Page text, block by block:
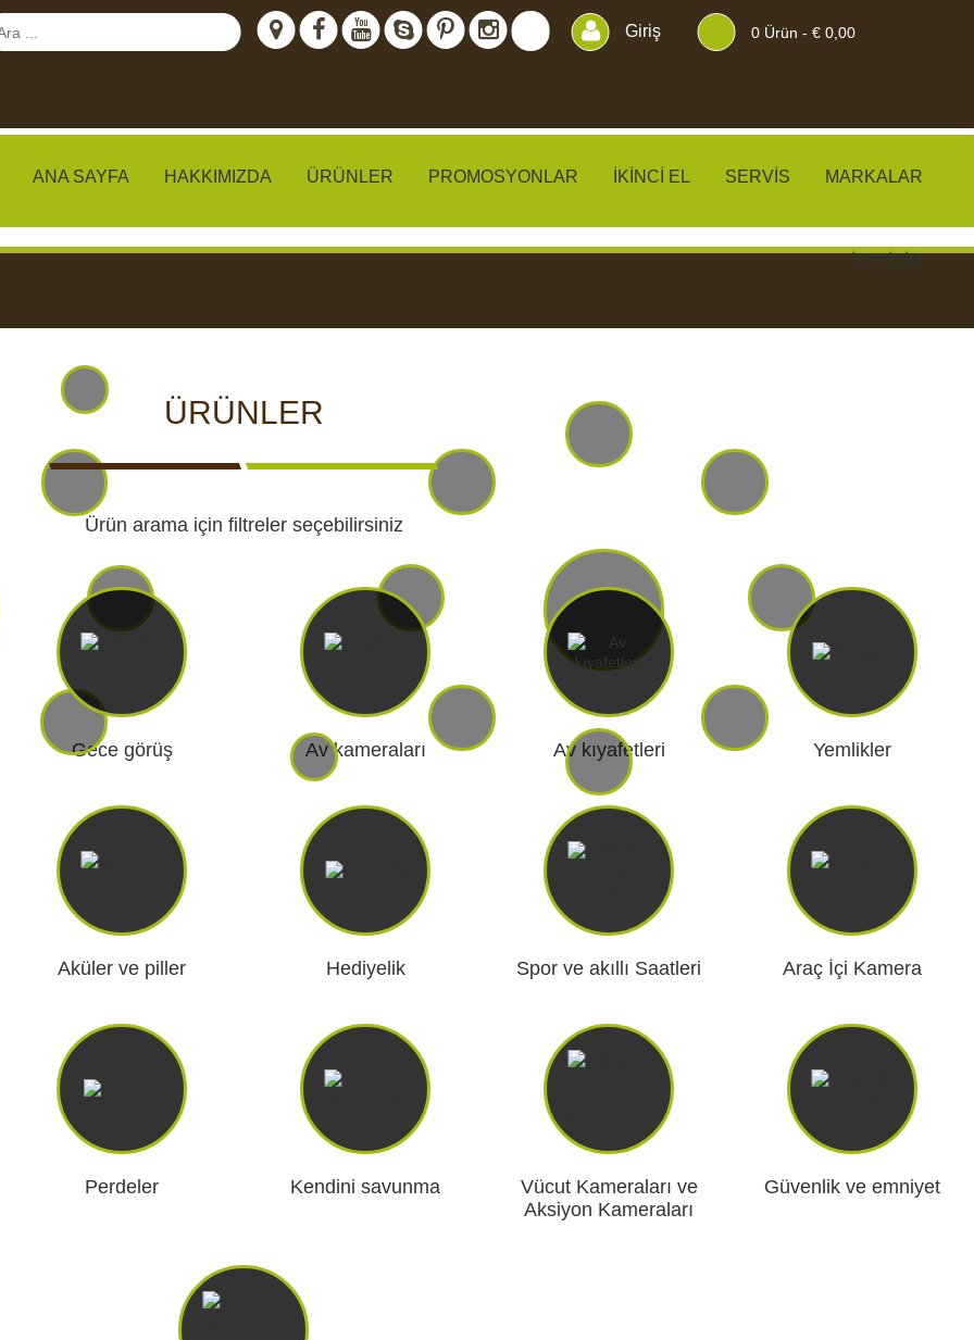
Giriş 0Ürün - € 0,00
ANA SAYFA HAKKIMIZDA ÜRÜNLER PROMOSYONLAR İKINCI EL SERVIS MARKALAR
İLETIŞIM
KENDINI SAVUNMA KAMP VE HOBI AV KIYAFETLERI
VE
AKÜLER VE PILLER
GÜNEŞ PANELLERI VE ŞARJ
GECE GÖRÜŞ
ÜRÜNLERE GÖZ ATIN
Kameraları
ÜRÜNLER
Ürün arama için filtreler seçebilirsiniz
Gece görüş Av kameraları Av kıyafetleri Yemlikler
Aküler ve piller Hediyelik Spor ve akıllı Saatleri Araç İçi Kamera
Perdeler Kendini savunma
Vücut Kameraları ve
Aksiyon Kameraları
Güvenlik ve emniyet